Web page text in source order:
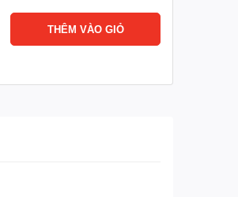
THÊM VÀO GIỎ